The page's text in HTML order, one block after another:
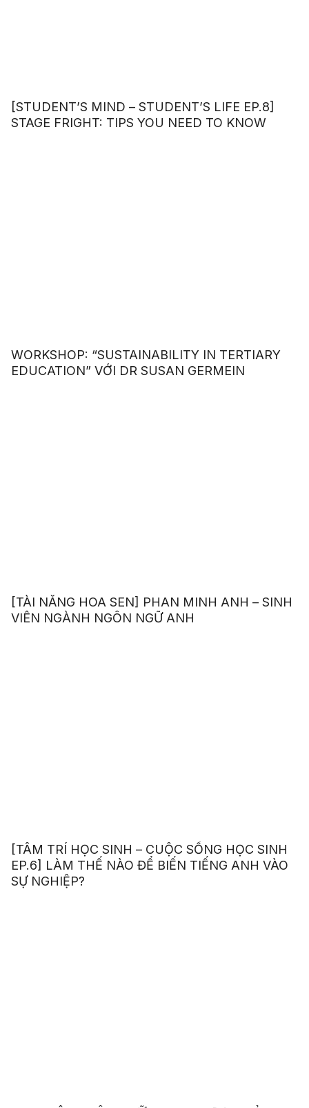
[STUDENT’S MIND – STUDENT’S LIFE EP.8]
STAGE FRIGHT: TIPS YOU NEED TO KNOW
WORKSHOP: “SUSTAINABILITY IN TERTIARY
EDUCATION” VỚI DR SUSAN GERMEIN
[TÀI NĂNG HOA SEN] PHAN MINH ANH – SINH
VIÊN NGÀNH NGÔN NGỮ ANH
[TÂM TRÍ HỌC SINH – CUỘC SỐNG HỌC SINH
EP.6] LÀM THẾ NÀO ĐỂ BIẾN TIẾNG ANH VÀO
SỰ NGHIỆP?